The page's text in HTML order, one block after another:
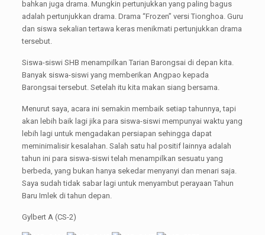
bahkan juga drama. Mungkin pertunjukkan yang paling bagus
adalah pertunjukkan drama. Drama “Frozen” versi Tionghoa. Guru
dan siswa sekalian tertawa keras menikmati pertunjukkan drama
tersebut.
Siswa-siswi SHB menampilkan Tarian Barongsai di depan kita.
Banyak siswa-siswi yang memberikan Angpao kepada
Barongsai tersebut. Setelah itu kita makan siang bersama.
Menurut saya, acara ini semakin membaik setiap tahunnya, tapi
akan lebih baik lagi jika para siswa-siswi mempunyai waktu yang
lebih lagi untuk mengadakan persiapan sehingga dapat
meminimalisir kesalahan. Salah satu hal positif lainnya adalah
tahun ini para siswa-siswi telah menampilkan sesuatu yang
berbeda, yang bukan hanya sekedar menyanyi dan menari saja.
Saya sudah tidak sabar lagi untuk menyambut perayaan Tahun
Baru Imlek di tahun depan.
Gylbert A (CS-2)